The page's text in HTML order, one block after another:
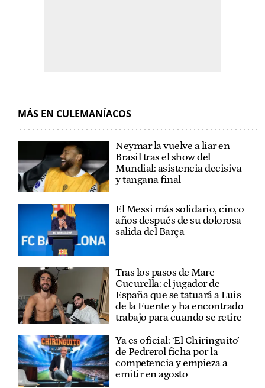
MÁS EN CULEMANÍACOS
Neymar la vuelve a liar en
Brasil tras el show del
Mundial: asistencia decisiva
y tangana final
El Messi más solidario, cinco
años después de su dolorosa
salida del Barça
Tras los pasos de Marc
Cucurella: el jugador de
España que se tatuará a Luis
de la Fuente y ha encontrado
trabajo para cuando se retire
Ya es oficial: ‘El Chiringuito’
de Pedrerol ficha por la
competencia y empieza a
emitir en agosto